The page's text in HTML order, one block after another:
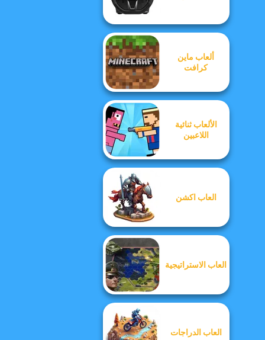
ألعاب ماين
كرافت
الألعاب ثنائية
اللاعبين
العاب اكشن
العاب الاستراتيجية
العاب الدراجات